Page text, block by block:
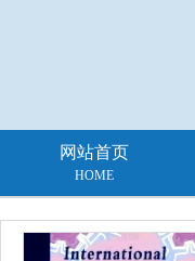
网站首页
HOME